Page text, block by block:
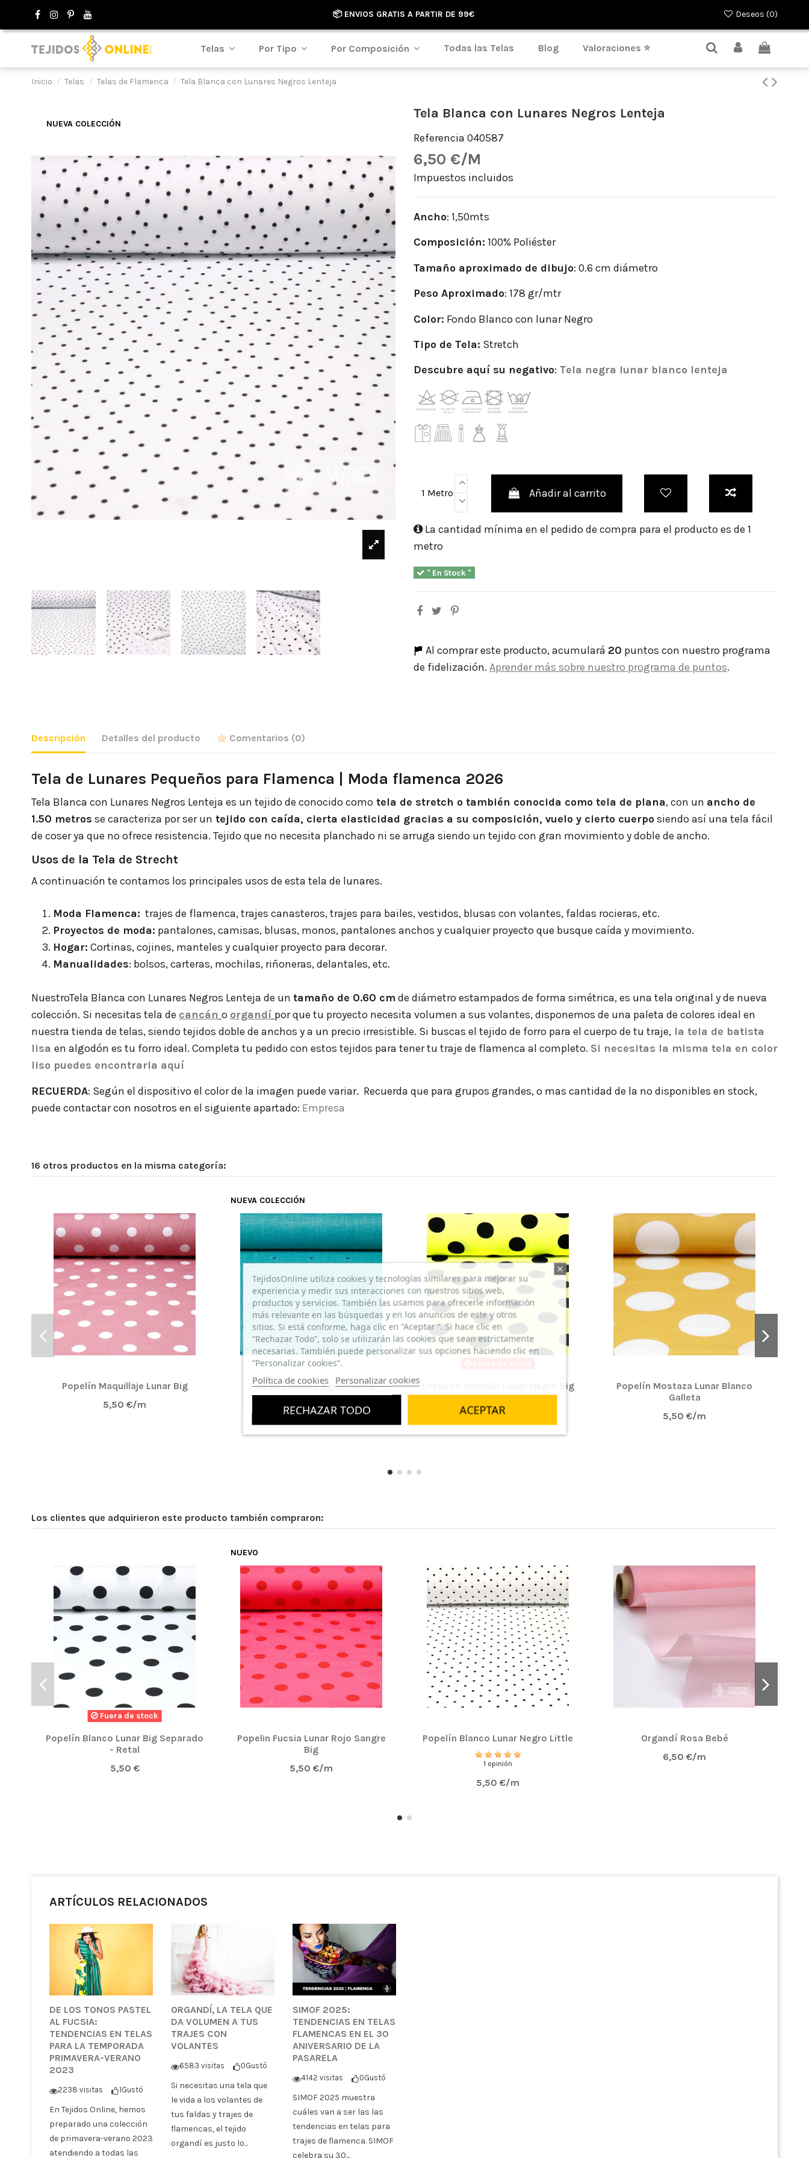
📦 ENVIOS GRATIS A PARTIR DE 99€ Deseos (0)
Telas Por Tipo Por Composición Todas las Telas Blog Valoraciones ⭐
Inicio Telas Telas de Flamenca Tela Blanca con Lunares Negros Lenteja
NUEVA COLECCIÓN
Tela Blanca con Lunares Negros Lenteja
Referencia 040587
6,50 €/M
Impuestos incluidos
Ancho: 1,50mts
Composición: 100% Poliéster
Tamaño aproximado de dibujo: 0.6 cm diámetro
Peso Aproximado: 178 gr/mtr
Color: Fondo Blanco con lunar Negro
Tipo de Tela: Stretch
Descubre aquí su negativo: Tela negra lunar blanco lenteja
1 Metro Añadir al carrito
La cantidad mínima en el pedido de compra para el producto es de 1
metro
" En Stock "
Al comprar este producto, acumulará 20 puntos con nuestro programa
de fidelización. Aprender más sobre nuestro programa de puntos.
Descripción Detalles del producto Comentarios (0)
Tela de Lunares Pequeños para Flamenca | Moda flamenca 2026
Tela Blanca con Lunares Negros Lenteja es un tejido de conocido como tela de stretch o también conocida como tela de plana, con un ancho de
1.50 metros se caracteriza por ser un tejido con caída, cierta elasticidad gracias a su composición, vuelo y cierto cuerposiendo así una tela fácil
de coser ya que no ofrece resistencia. Tejido que no necesita planchado ni se arruga siendo un tejido con gran movimiento y doble de ancho.
Usos de la Tela de Strecht
A continuación te contamos los principales usos de esta tela de lunares.
Moda Flamenca: trajes de flamenca, trajes canasteros, trajes para bailes, vestidos, blusas con volantes, faldas rocieras, etc.
Proyectos de moda: pantalones, camisas, blusas, monos, pantalones anchos y cualquier proyecto que busque caída y movimiento.
Hogar: Cortinas, cojines, manteles y cualquier proyecto para decorar.
Manualidades: bolsos, carteras, mochilas, riñoneras, delantales, etc.
NuestroTela Blanca con Lunares Negros Lenteja de un tamaño de 0.60 cm de diámetro estampados de forma simétrica, es una tela original y de nueva
colección. Si necesitas tela de cancán o organdí por que tu proyecto necesita volumen a sus volantes, disponemos de una paleta de colores ideal en
nuestra tienda de telas, siendo tejidos doble de anchos y a un precio irresistible. Si buscas el tejido de forro para el cuerpo de tu traje, la tela de batista
lisa en algodón es tu forro ideal. Completa tu pedido con estos tejidos para tener tu traje de flamenca al completo. Si necesitas la misma tela en color
liso puedes encontrarla aquí
RECUERDA: Según el dispositivo el color de la imagen puede variar. Recuerda que para grupos grandes, o mas cantidad de la no disponibles en stock,
puede contactar con nosotros en el siguiente apartado: Empresa
16 otros productos en la misma categoría:
Popelín Maquillaje Lunar Big
5,50 €/m
NUEVA COLECCIÓN
Tela de Lunares Aguamarina
Lenteja
10,95 €/m
Crespón Amarillo Lunar Negro Big
7,25 €/m
Popelín Mostaza Lunar Blanco
Galleta
5,50 €/m
Los clientes que adquirieron este producto también compraron:
Fuera de stock
Popelín Blanco Lunar Big Separado
- Retal
5,50 €
NUEVO
Popelin Fucsia Lunar Rojo Sangre
Big
5,50 €/m
Popelín Blanco Lunar Negro Little
1 opinión
5,50 €/m
Organdí Rosa Bebé
6,50 €/m
ARTÍCULOS RELACIONADOS
DE LOS TONOS PASTEL
AL FUCSIA:
TENDENCIAS EN TELAS
PARA LA TEMPORADA
PRIMAVERA-VERANO
2023
2238 visitas 1Gustó
En Tejidos Online, hemos
preparado una colección
de primavera-verano 2023
atendiendo a todas las
ORGANDÍ, LA TELA QUE
DA VOLUMEN A TUS
TRAJES CON
VOLANTES
6583 visitas 0Gustó
Si necesitas una tela que
le vida a los volantes de
tus faldas y trajes de
flamencas, el tejido
organdí es justo lo...
SIMOF 2025:
TENDENCIAS EN TELAS
FLAMENCAS EN EL 30
ANIVERSARIO DE LA
PASARELA
4142 visitas 0Gustó
SIMOF 2025 muestra
cuáles van a ser las las
tendencias en telas para
trajes de flamenca. SIMOF
celebra su 30...
TejidosOnline utiliza cookies y tecnologías similares para mejorar su
experiencia y medir sus interacciones con nuestros sitios web,
productos y servicios. También las usamos para ofrecerle información
más relevante en las búsquedas y en los anuncios de este y otros
sitios. Si está conforme, haga clic en “Aceptar ”. Si hace clic en
“Rechazar Todo”, solo se utilizarán las cookies que sean estrictamente
necesarias. También puede personalizar sus opciones haciendo clic en
“Personalizar cookies”.
Política de cookies Personalizar cookies
RECHAZAR TODO ACEPTAR